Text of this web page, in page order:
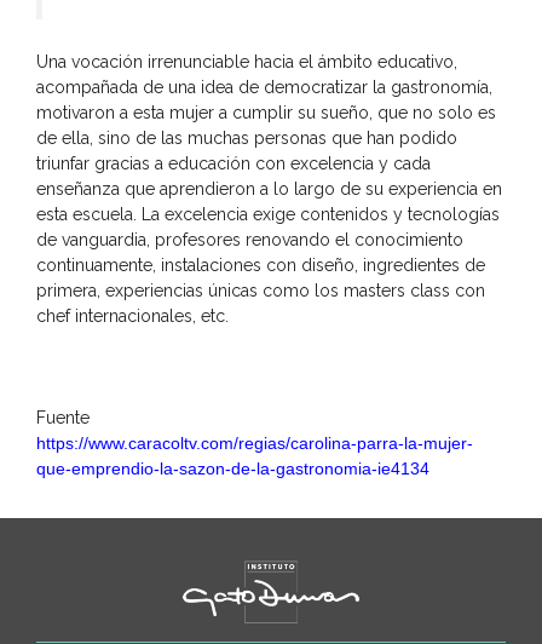
Una vocación irrenunciable hacia el ámbito educativo,
acompañada de una idea de democratizar la gastronomía,
motivaron a esta mujer a cumplir su sueño, que no solo es
de ella, sino de las muchas personas que han podido
triunfar gracias a educación con excelencia y cada
enseñanza que aprendieron a lo largo de su experiencia en
esta escuela. La excelencia exige contenidos y tecnologías
de vanguardia, profesores renovando el conocimiento
continuamente, instalaciones con diseño, ingredientes de
primera, experiencias únicas como los masters class con
chef internacionales, etc.
Fuente
https://www.caracoltv.com/regias/carolina-parra-la-mujer-
que-emprendio-la-sazon-de-la-gastronomia-ie4134